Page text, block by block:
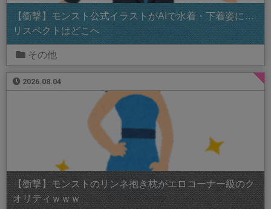
【衝撃】モンスト公式イラストがAIで水着・下着姿に…
リスペクトはどこへ
その他
2026.08.04
【衝撃】モンストのリンネ抱き枕がエロコーナー級のク
オリティｗｗｗ